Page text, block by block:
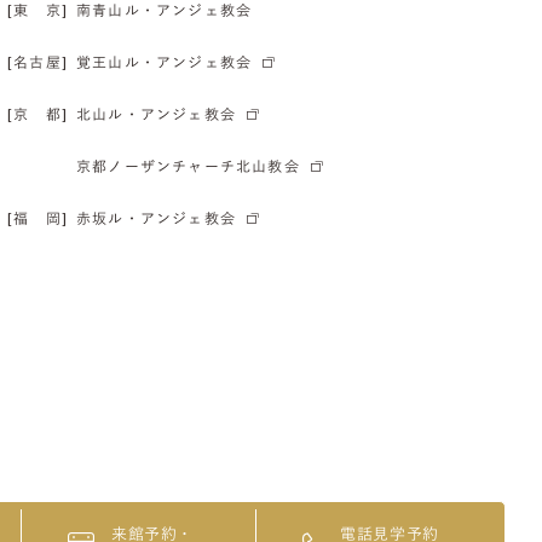
[東 京] 南青山ル・アンジェ教会
[名古屋] 覚王山ル・アンジェ教会
[京 都] 北山ル・アンジェ教会
京都ノーザンチャーチ北山教会
[福 岡] 赤坂ル・アンジェ教会
来館予約・ 電話見学予約